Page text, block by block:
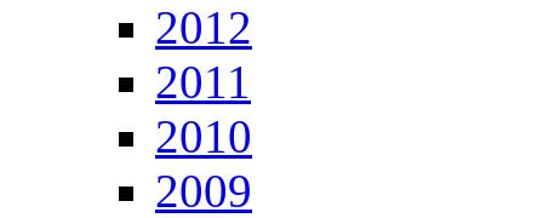
2012
2011
2010
2009